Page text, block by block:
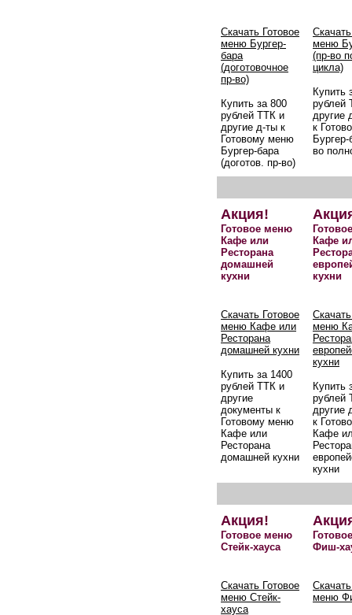
Скачать Готовое
меню Бургер-
бара
(доготовочное
пр-во)
Купить за 800
рублей ТТК и
другие д-ты к
Готовому меню
Бургер-бара
(доготов. пр-во)
меню
(пр-во
цикла)
Купить
рублей
другие
к
во
Акция!
Готовое меню
Кафе или
Ресторана
домашней
кухни
Кафе
кухни
Скачать Готовое
меню Кафе или
Ресторана
домашней кухни
Купить за 1400
рублей ТТК и
другие
документы к
Готовому меню
Кафе или
Ресторана
домашней кухни
меню
кухни
Купить
рублей
другие
к
Кафе
кухни
Акция!
Готовое меню
Стейк-хауса
Фиш-
Скачать Готовое
меню Стейк-
хауса
меню